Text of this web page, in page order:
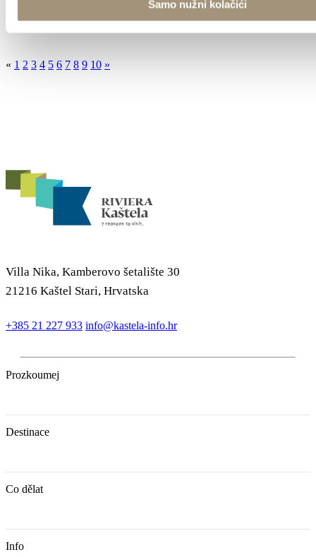
Samo nužni kolačići
« 1 2 3 4 5 6 7 8 9 10 »
Villa Nika, Kamberovo šetalište 30
21216 Kaštel Stari, Hrvatska
+385 21 227 933 info@kastela-info.hr
Prozkoumej
Destinace
Co dělat
Info